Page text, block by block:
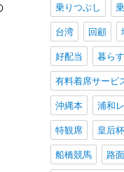
乗りつぶし
台湾 回顧
好配当 暮ら
有料着席サービ
沖縄本 浦和
特観席 皇后杯
船橋競馬 路